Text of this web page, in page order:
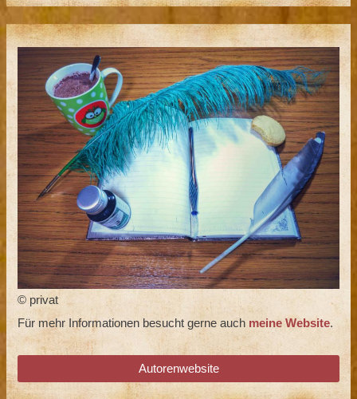
© privat
Für mehr Informationen besucht gerne auch meine Website.
Autorenwebsite